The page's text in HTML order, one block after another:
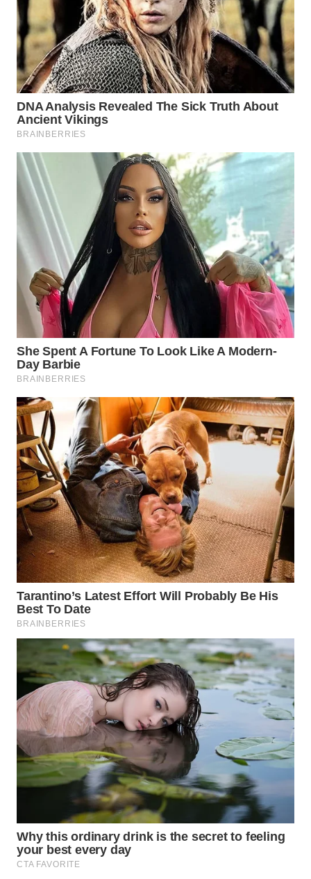
WN
BORNEO
Wahana
Media
Group
WAHANA
NEWS
WAHANA
TANI
WAHANA
ADVOKAT
WAHANA
INFRASTRUKTUR
WAHANA
KONSUMEN
WAHANA
WAHANA
TRAVEL
WAHANA
TV
WAHANANEWS
ID
WAHANANEWS
CO ID
WAHANANEWS
NET
WAHANA
SPORT
WAHANA
UMKM
WAHANA
WAHANA
PERSONA